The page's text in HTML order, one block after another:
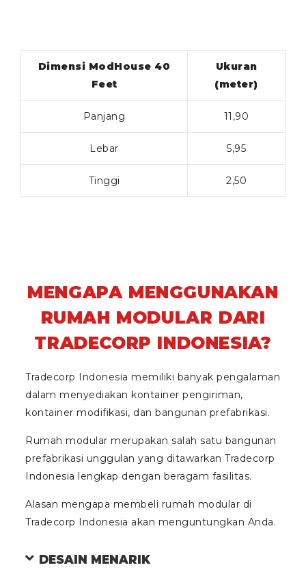
Dimensi ModHouse 40
Feet
Ukuran
(meter)
Panjang 11,90
Lebar 5,95
Tinggi 2,50
MENGAPA MENGGUNAKAN
RUMAH MODULAR DARI
TRADECORP INDONESIA?
Tradecorp Indonesia memiliki banyak pengalaman
dalam menyediakan kontainer pengiriman,
kontainer modifikasi, dan bangunan prefabrikasi.
Rumah modular merupakan salah satu bangunan
prefabrikasi unggulan yang ditawarkan Tradecorp
Indonesia lengkap dengan beragam fasilitas.
Alasan mengapa membeli rumah modular di
Tradecorp Indonesia akan menguntungkan Anda.
DESAIN MENARIK